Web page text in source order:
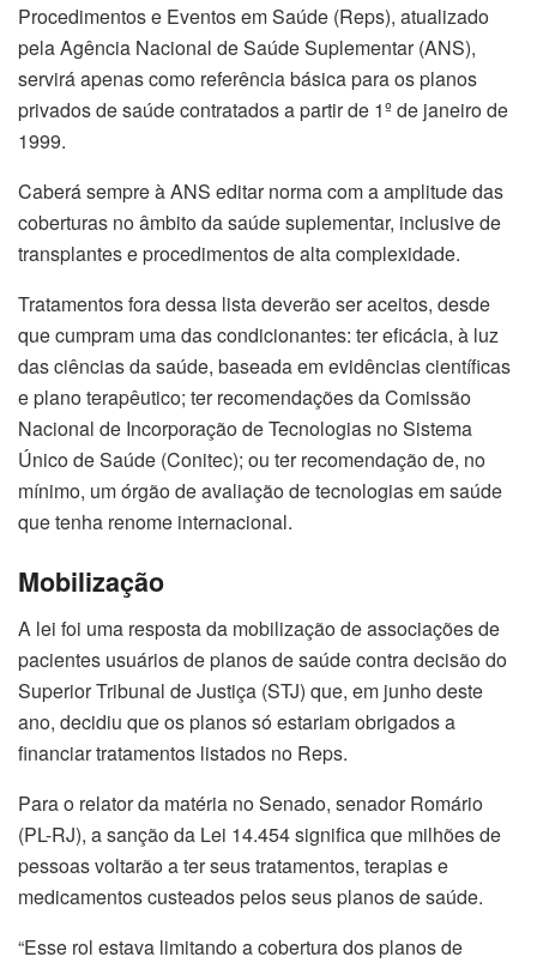
Procedimentos e Eventos em Saúde (Reps), atualizado
pela Agência Nacional de Saúde Suplementar (ANS),
servirá apenas como referência básica para os planos
privados de saúde contratados a partir de 1º de janeiro de
1999.
Caberá sempre à ANS editar norma com a amplitude das
coberturas no âmbito da saúde suplementar, inclusive de
transplantes e procedimentos de alta complexidade.
Tratamentos fora dessa lista deverão ser aceitos, desde
que cumpram uma das condicionantes: ter eficácia, à luz
das ciências da saúde, baseada em evidências científicas
e plano terapêutico; ter recomendações da Comissão
Nacional de Incorporação de Tecnologias no Sistema
Único de Saúde (Conitec); ou ter recomendação de, no
mínimo, um órgão de avaliação de tecnologias em saúde
que tenha renome internacional.
Mobilização
A lei foi uma resposta da mobilização de associações de
pacientes usuários de planos de saúde contra decisão do
Superior Tribunal de Justiça (STJ) que, em junho deste
ano, decidiu que os planos só estariam obrigados a
financiar tratamentos listados no Reps.
Para o relator da matéria no Senado, senador Romário
(PL-RJ), a sanção da Lei 14.454 significa que milhões de
pessoas voltarão a ter seus tratamentos, terapias e
medicamentos custeados pelos seus planos de saúde.
“Esse rol estava limitando a cobertura dos planos de